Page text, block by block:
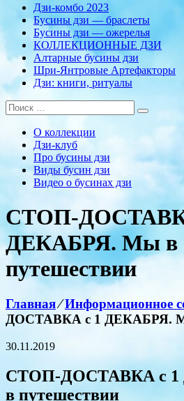
Дзи-комбо 2023
Бусины дзи — браслеты
Бусины дзи — ожерелья
КОЛЛЕКЦИОННЫЕ ДЗИ
Алтарные бусины дзи
Шри-Янтровые Артефакторы
Дзи: книги, ритуалы
О коллекции
Дзи-клуб
Про бусины дзи
Виды бусин дзи
Видео о бусинах дзи
СТОП-
ДЕКАБРЯ. Мы в
путешествии
Главная⁄Информационное
ДОСТАВКА с 1 ДЕКАБРЯ.
30.11.2019
СТОП-ДОСТАВКА с
в путешествии